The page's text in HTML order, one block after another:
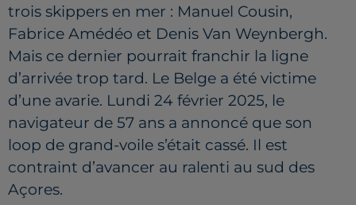
trois skippers en mer : Manuel Cousin,
Fabrice Amédéo et Denis Van Weynbergh.
Mais ce dernier pourrait franchir la ligne
d’arrivée trop tard. Le Belge a été victime
d’une avarie. Lundi 24 février 2025, le
navigateur de 57 ans a annoncé que son
loop de grand-voile s’était cassé. Il est
contraint d’avancer au ralenti au sud des
Açores.